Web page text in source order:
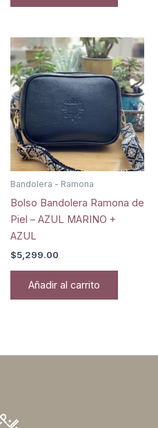
Bandolera - Ramona
Bolso Bandolera Ramona de
Piel – AZUL MARINO +
AZUL
$5,299.00
Añadir al carrito